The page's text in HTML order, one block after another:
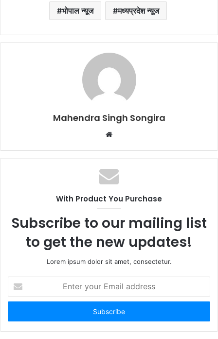
भोपाल न्यूज मध्यप्रदेश न्यूज
Mahendra Singh Songira
Website
With Product You Purchase
Subscribe to our mailing list
to get the new updates!
Lorem ipsum dolor sit amet, consectetur.
your
Email